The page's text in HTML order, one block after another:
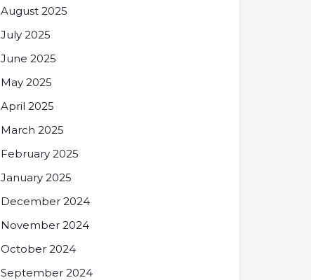
August 2025
July 2025
June 2025
May 2025
April 2025
March 2025
February 2025
January 2025
December 2024
November 2024
October 2024
September 2024